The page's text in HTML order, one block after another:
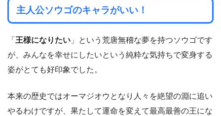
主人公ソウゴのキャラがいい！
「 王様になりたい 」という荒唐無稽な夢を持つソウゴです
が、みんなを幸せにしたいという純粋な気持ちで変身する
姿がとても好印象でした。
本来の歴史ではオーマジオウとなり人々を絶望の淵に追い
やるわけですが、果たして運命を変えて最高最善の王にな